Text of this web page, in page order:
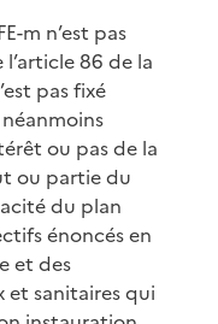
m n’est pas
86 de la
pas fixé
ou pas de la
ou partie du
du plan
énoncés en
et des
et sanitaires qui